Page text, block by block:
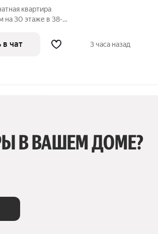
квартира
на 30 этаже в 38-
в чат 3 часа назад
В ВАШЕМ ДОМЕ?